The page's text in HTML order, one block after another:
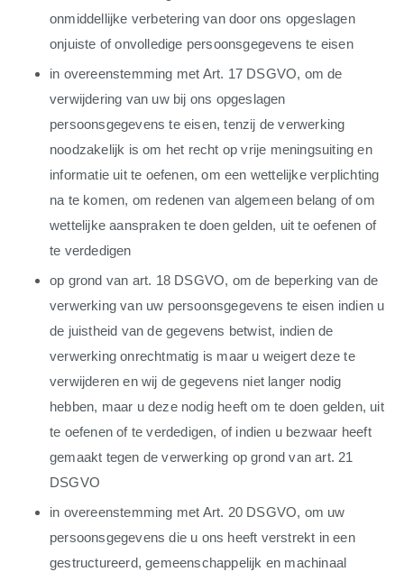
onmiddellijke verbetering van door ons opgeslagen
onjuiste of onvolledige persoonsgegevens te eisen
in overeenstemming met Art. 17 DSGVO, om de
verwijdering van uw bij ons opgeslagen
persoonsgegevens te eisen, tenzij de verwerking
noodzakelijk is om het recht op vrije meningsuiting en
informatie uit te oefenen, om een wettelijke verplichting
na te komen, om redenen van algemeen belang of om
wettelijke aanspraken te doen gelden, uit te oefenen of
te verdedigen
op grond van art. 18 DSGVO, om de beperking van de
verwerking van uw persoonsgegevens te eisen indien u
de juistheid van de gegevens betwist, indien de
verwerking onrechtmatig is maar u weigert deze te
verwijderen en wij de gegevens niet langer nodig
hebben, maar u deze nodig heeft om te doen gelden, uit
te oefenen of te verdedigen, of indien u bezwaar heeft
gemaakt tegen de verwerking op grond van art. 21
DSGVO
in overeenstemming met Art. 20 DSGVO, om uw
persoonsgegevens die u ons heeft verstrekt in een
gestructureerd, gemeenschappelijk en machinaal